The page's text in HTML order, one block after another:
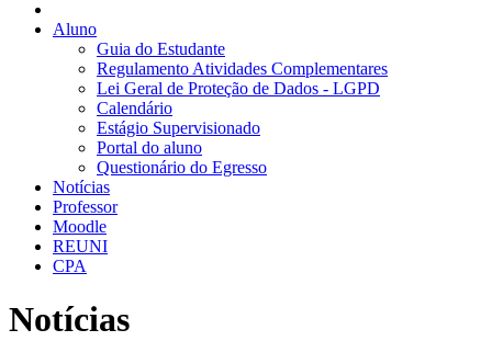
Aluno
Guia do Estudante
Regulamento Atividades Complementares
Lei Geral de Proteção de Dados - LGPD
Calendário
Estágio Supervisionado
Portal do aluno
Questionário do Egresso
Notícias
Professor
Moodle
REUNI
CPA
Notícias